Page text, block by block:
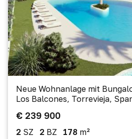
Neue Wohnanlage mit
Los Balcones, Torrevieja,
€ 239 900
2 SZ 2 BZ 178 m²